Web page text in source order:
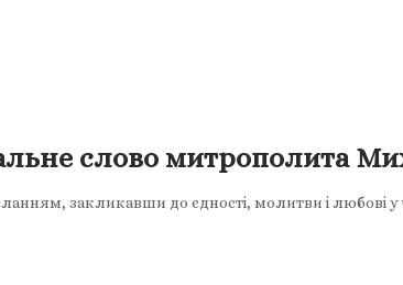
слово митрополита
закликавши до єдності, молитви і любові у